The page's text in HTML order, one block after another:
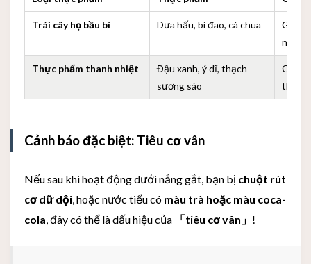
Trái cây họ bầu bí Dưa hấu, bí đao, cà chua
Giàu
nước
Thực phẩm thanh nhiệt
Đậu xanh, ý dĩ, thạch
sương sáo
Giúp
thừa
Cảnh báo đặc biệt: Tiêu cơ vân
Nếu sau khi hoạt động dưới nắng gắt, bạn bị chuột rút
cơ dữ dội , hoặc nước tiểu có màu trà hoặc màu coca-
cola , đây có thể là dấu hiệu của 「tiêu cơ vân」 !